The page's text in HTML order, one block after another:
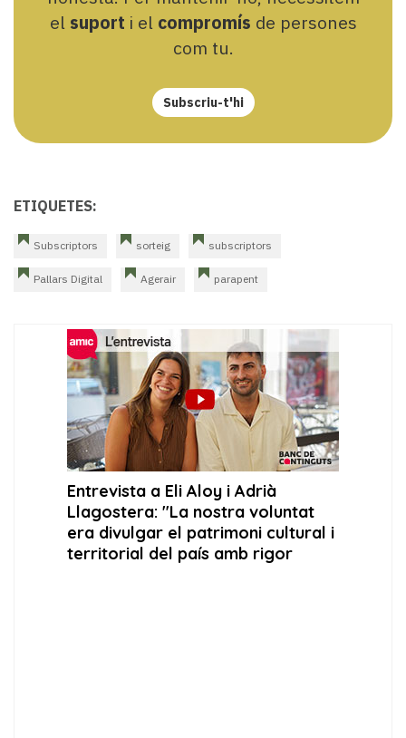
el suport i el compromís de persones
com tu.
Subscriu-t'hi
ETIQUETES:
Subscriptors sorteig subscriptors
Pallars Digital Agerair parapent